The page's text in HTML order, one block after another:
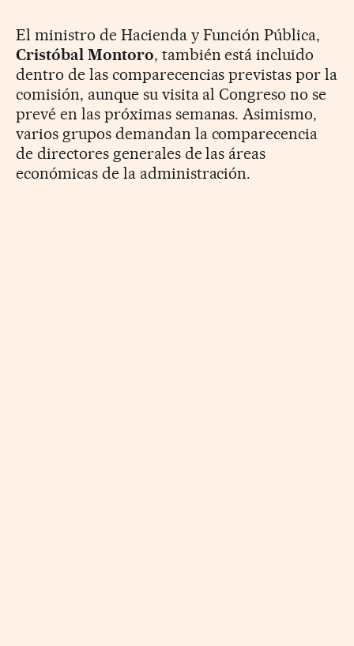
El ministro de Hacienda y Función Pública,
Cristóbal Montoro, también está incluido
dentro de las comparecencias previstas por la
comisión, aunque su visita al Congreso no se
prevé en las próximas semanas. Asimismo,
varios grupos demandan la comparecencia
de directores generales de las áreas
económicas de la administración.